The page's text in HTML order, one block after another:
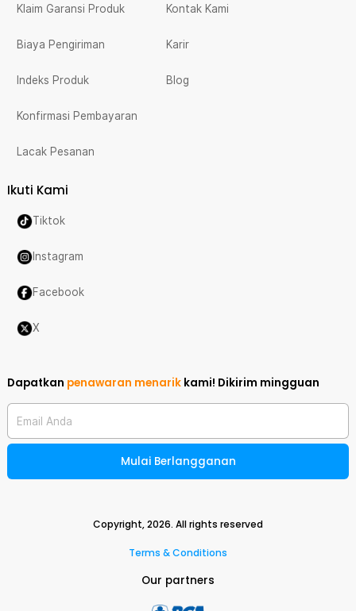
Klaim Garansi Produk
Biaya Pengiriman
Indeks Produk
Konfirmasi Pembayaran
Lacak Pesanan
Kontak Kami
Karir
Blog
Ikuti Kami
Tiktok
Instagram
Facebook
X
Dapatkan penawaran menarik kami! Dikirim mingguan
Email Anda
Mulai Berlangganan
Copyright,2026. All rights reserved
Terms & Conditions
Our partners